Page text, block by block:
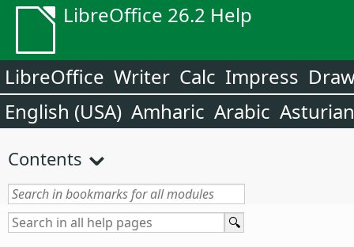
LibreOffice 26.2 Help
LibreOffice Writer Calc Impress
English (USA) Amharic Arabic Asturian
Contents